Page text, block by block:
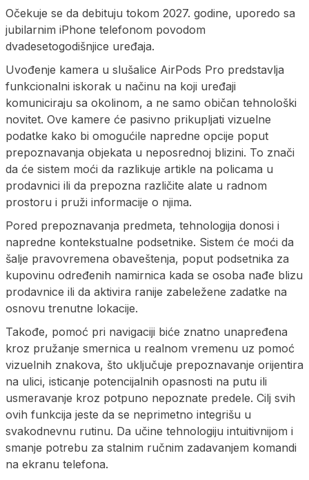
Očekuje se da debituju tokom 2027. godine, uporedo sa
jubilarnim iPhone telefonom povodom
dvadesetogodišnjice uređaja.
Uvođenje kamera u slušalice AirPods Pro predstavlja
funkcionalni iskorak u načinu na koji uređaji
komuniciraju sa okolinom, a ne samo običan tehnološki
novitet. Ove kamere će pasivno prikupljati vizuelne
podatke kako bi omogućile napredne opcije poput
prepoznavanja objekata u neposrednoj blizini. To znači
da će sistem moći da razlikuje artikle na policama u
prodavnici ili da prepozna različite alate u radnom
prostoru i pruži informacije o njima.
Pored prepoznavanja predmeta, tehnologija donosi i
napredne kontekstualne podsetnike. Sistem će moći da
šalje pravovremena obaveštenja, poput podsetnika za
kupovinu određenih namirnica kada se osoba nađe blizu
prodavnice ili da aktivira ranije zabeležene zadatke na
osnovu trenutne lokacije.
Takođe, pomoć pri navigaciji biće znatno unapređena
kroz pružanje smernica u realnom vremenu uz pomoć
vizuelnih znakova, što uključuje prepoznavanje orijentira
na ulici, isticanje potencijalnih opasnosti na putu ili
usmeravanje kroz potpuno nepoznate predele. Cilj svih
ovih funkcija jeste da se neprimetno integrišu u
svakodnevnu rutinu. Da učine tehnologiju intuitivnijom i
smanje potrebu za stalnim ručnim zadavanjem komandi
na ekranu telefona.